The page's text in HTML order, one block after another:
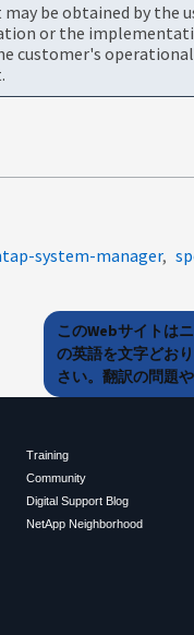
be obtained by the
or the
customer's
system-manager
このWebサイトは
の英語を文字どお
さい。翻訳の問題
Training
Community
Digital Support Blog
NetApp Neighborhood